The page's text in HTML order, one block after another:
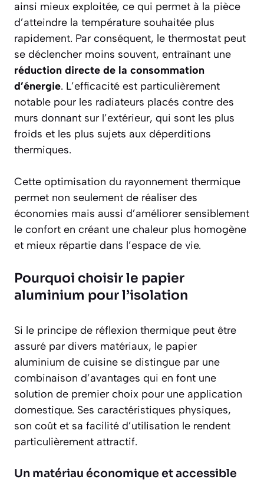
ainsi mieux exploitée, ce qui permet à la pièce
d’atteindre la température souhaitée plus
rapidement. Par conséquent, le thermostat peut
se déclencher moins souvent, entraînant une
réduction directe de la consommation
d’énergie. L’efficacité est particulièrement
notable pour les radiateurs placés contre des
murs donnant sur l’extérieur, qui sont les plus
froids et les plus sujets aux déperditions
thermiques.
Cette optimisation du rayonnement thermique
permet non seulement de réaliser des
économies mais aussi d’améliorer sensiblement
le confort en créant une chaleur plus homogène
et mieux répartie dans l’espace de vie.
Pourquoi choisir le papier
aluminium pour l’isolation
Si le principe de réflexion thermique peut être
assuré par divers matériaux, le papier
aluminium de cuisine se distingue par une
combinaison d’avantages qui en font une
solution de premier choix pour une application
domestique. Ses caractéristiques physiques,
son coût et sa facilité d’utilisation le rendent
particulièrement attractif.
Un matériau économique et accessible